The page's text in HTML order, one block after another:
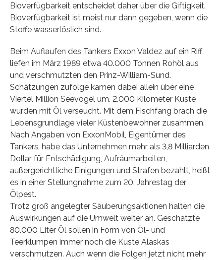
Bioverfügbarkeit entscheidet daher über die Giftigkeit.
Bioverfügbarkeit ist meist nur dann gegeben, wenn die
Stoffe wasserlöslich sind.
Beim Auflaufen des Tankers Exxon Valdez auf ein Riff
liefen im März 1989 etwa 40.000 Tonnen Rohöl aus
und verschmutzten den Prinz-William-Sund.
Schätzungen zufolge kamen dabei allein über eine
Viertel Million Seevögel um. 2.000 Kilometer Küste
wurden mit Öl verseucht. Mit dem Fischfang brach die
Lebensgrundlage vieler Küstenbewohner zusammen.
Nach Angaben von ExxonMobil, Eigentümer des
Tankers, habe das Unternehmen mehr als 3,8 Milliarden
Dollar für Entschädigung, Aufräumarbeiten,
außergerichtliche Einigungen und Strafen bezahlt, heißt
es in einer Stellungnahme zum 20. Jahrestag der
Ölpest.
Trotz groß angelegter Säuberungsaktionen halten die
Auswirkungen auf die Umwelt weiter an. Geschätzte
80.000 Liter Öl sollen in Form von Öl- und
Teerklumpen immer noch die Küste Alaskas
verschmutzen. Auch wenn die Folgen jetzt nicht mehr